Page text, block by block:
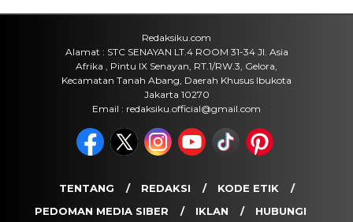
Redaksiku.com
Alamat : STC SENAYAN LT.4 ROOM 31-34 Jl. Asia
Afrika , Pintu IX Senayan, RT.1/RW.3, Gelora,
Kecamatan Tanah Abang, Daerah Khusus Ibukota
Jakarta 10270
Email : redaksiku.official@gmail.com
TENTANG REDAKSI
KODE ETIK
PEDOMAN MEDIA SIBER
IKLAN HUBUNGI